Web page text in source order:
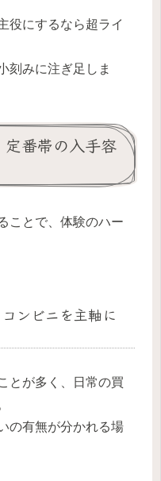
役にするなら超ライ
刻みに注ぎ足しま
番帯の入手容
ことで、体験のハー
ンビニを主軸に
とが多く、日常の買
の有無が分かれる場